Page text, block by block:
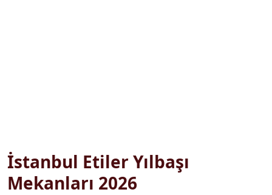
İstanbul Etiler Yılbaşı
Mekanları 2026